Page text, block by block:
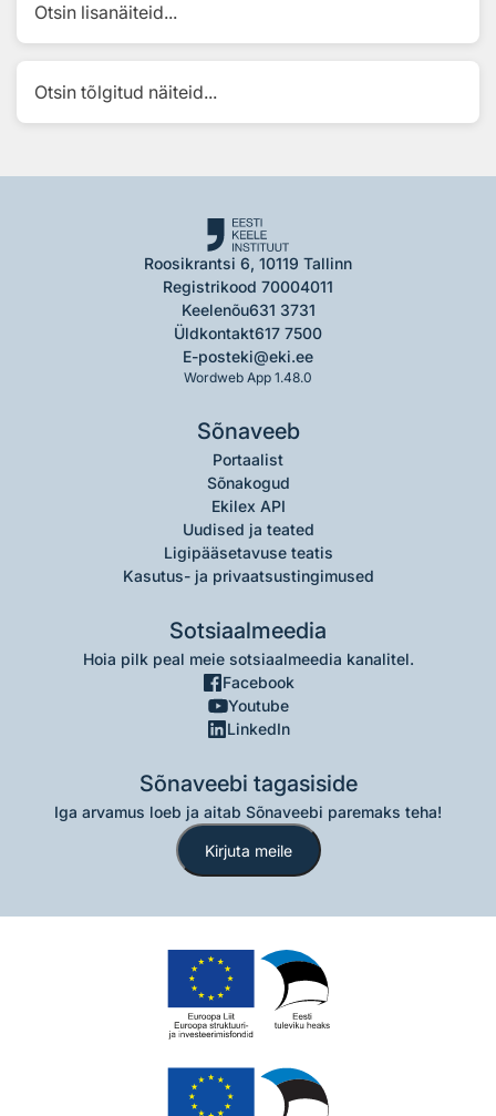
Otsin lisanäiteid...
Otsin tõlgitud näiteid...
Roosikrantsi 6, 10119 Tallinn
Registrikood 70004011
Keelenõu631 3731
Üldkontakt617 7500
E-posteki@eki.ee
Wordweb App 1.48.0
Sõnaveeb
Portaalist
Sõnakogud
Ekilex API
Uudised ja teated
Ligipääsetavuse teatis
Kasutus- ja privaatsustingimused
Sotsiaalmeedia
Hoia pilk peal meie sotsiaalmeedia kanalitel.
Facebook
Youtube
LinkedIn
Sõnaveebi tagasiside
Iga arvamus loeb ja aitab Sõnaveebi paremaks teha!
Kirjuta meile